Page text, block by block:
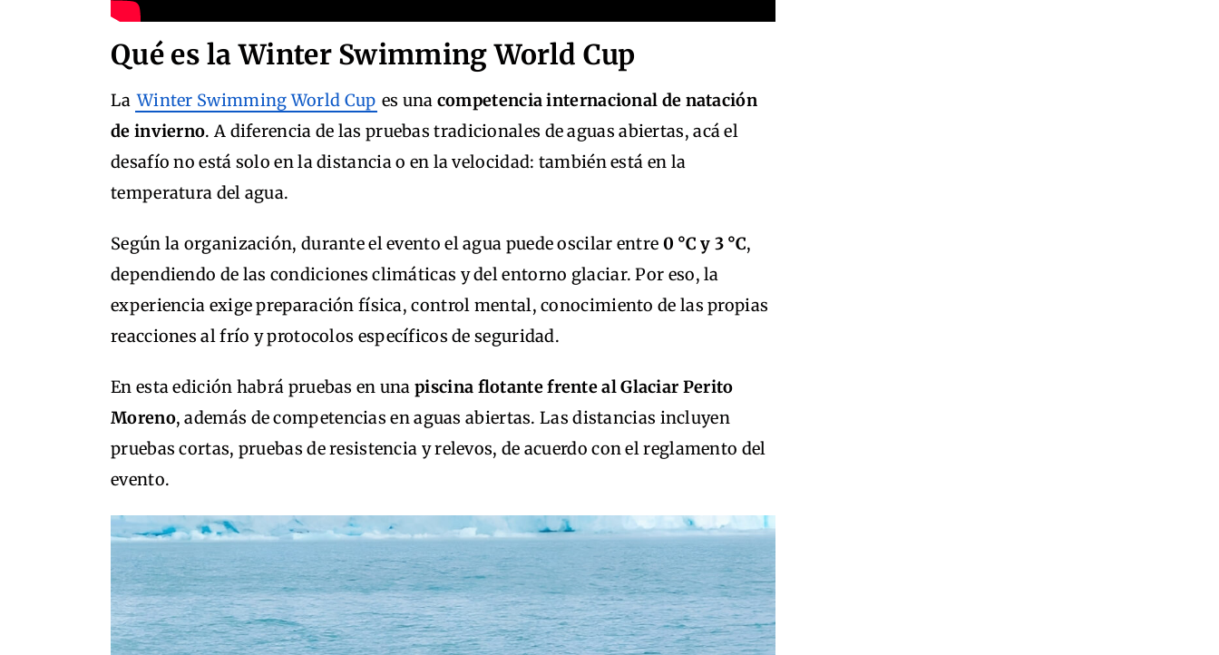
Qué es la Winter Swimming World Cup
La Winter Swimming World Cup es una competencia internacional de natación
de invierno. A diferencia de las pruebas tradicionales de aguas abiertas, acá el
desafío no está solo en la distancia o en la velocidad: también está en la
temperatura del agua.
Según la organización, durante el evento el agua puede oscilar entre 0 °C y 3 °C,
dependiendo de las condiciones climáticas y del entorno glaciar. Por eso, la
experiencia exige preparación física, control mental, conocimiento de las propias
reacciones al frío y protocolos específicos de seguridad.
En esta edición habrá pruebas en unapiscina flotante frente al Glaciar Perito
Moreno, además de competencias en aguas abiertas. Las distancias incluyen
pruebas cortas, pruebas de resistencia y relevos, de acuerdo con el reglamento del
evento.